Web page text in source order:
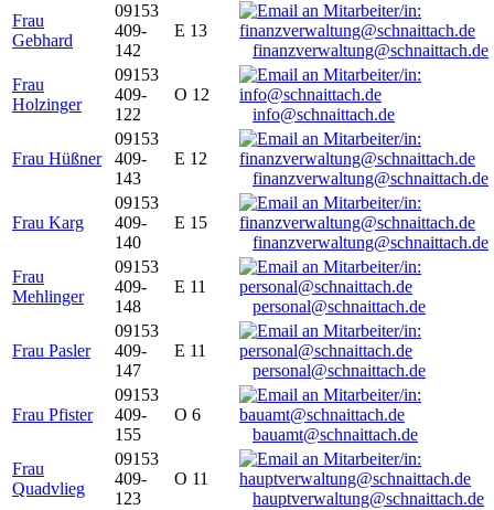
Frau
Gebhard
09153
409-
142
E 13
finanzverwaltung@schnaittach.de
Frau
Holzinger
09153
409-
122
O 12
info@schnaittach.de
Frau Hüßner
09153
409-
143
E 12
finanzverwaltung@schnaittach.de
Frau Karg
09153
409-
140
E 15
finanzverwaltung@schnaittach.de
Frau
Mehlinger
09153
409-
148
E 11
personal@schnaittach.de
Frau Pasler
09153
409-
147
E 11
personal@schnaittach.de
Frau Pfister
09153
409-
155
O 6
bauamt@schnaittach.de
Frau
Quadvlieg
09153
409-
123
O 11
hauptverwaltung@schnaittach.de